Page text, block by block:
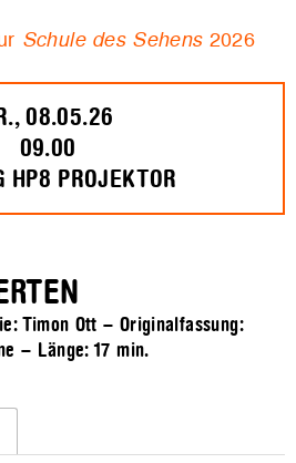
Schule des Sehens2026
08.05.26
09.00
HP8 PROJEKTOR
Timon Ott – Originalfassung:
– Länge:17 min.